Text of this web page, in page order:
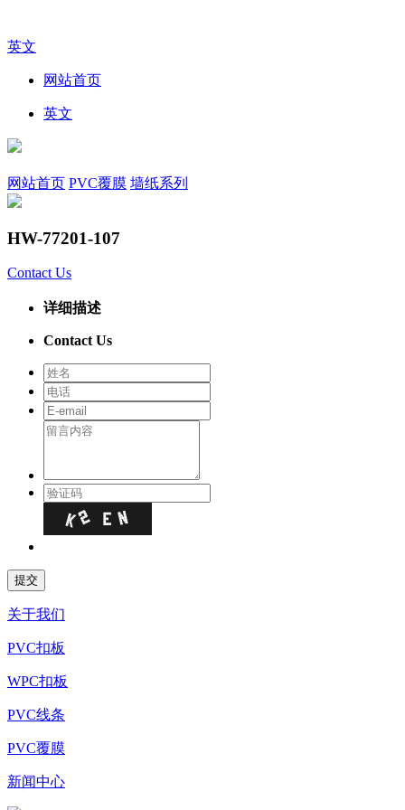
英文
网站首页
英文
网站首页 PVC覆膜 墙纸系列
HW-77201-107
Contact Us
详细描述
Contact Us
关于我们
PVC扣板
WPC扣板
PVC线条
PVC覆膜
新闻中心